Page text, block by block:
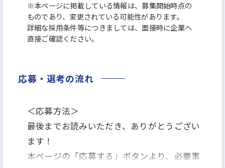
※本ページに掲載している情報は、募集開始時点の
ものであり、変更されている可能性があります。
詳細な採用条件等につきましては、面接時に企業へ
直接ご確認ください。
応募・選考の流れ
＜応募方法＞
最後までお読みいただき、ありがとうござい
ます！
本ページの「応募する」ボタンより、必要事